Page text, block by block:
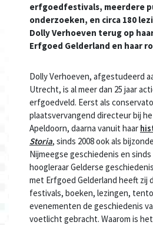
erfgoedfestivals, meerdere
onderzoeken, en circa 180
Dolly Verhoeven terug op
Erfgoed Gelderland en haar
Dolly Verhoeven, afgestudeerd
Utrecht, is al meer dan 25 jaar
erfgoedveld. Eerst als
plaatsvervangend directeur bij
Apeldoorn, daarna vanuit haar
Storia, sinds 2008 ook als
Nijmeegse geschiedenis en sinds
hoogleraar Gelderse
met Erfgoed Gelderland heeft zij
festivals, boeken, lezingen,
evenementen de geschiedenis
voetlicht gebracht. Waarom is